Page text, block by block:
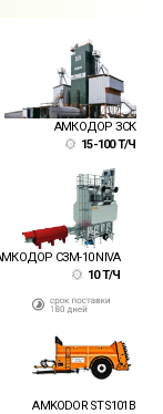
АМКОДОР ЗСК
15-100 Т/Ч
СЗМ-10 NIVA
10 Т/Ч
AMKODOR STS101B